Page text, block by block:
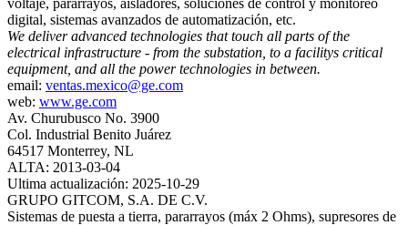
digital, sistemas avanzados de automatización, etc.
We deliver advanced technologies that touch all parts of the
electrical infrastructure - from the substation, to a facilitys critical
equipment, and all the power technologies in between.
email: ventas.mexico@ge.com
web: www.ge.com
Av. Churubusco No. 3900
Col. Industrial Benito Juárez
64517 Monterrey, NL
ALTA: 2013-03-04
Ultima actualización: 2025-10-29
GRUPO GITCOM, S.A. DE C.V.
Sistemas de puesta a tierra, pararrayos (máx 2 Ohms), supresores de